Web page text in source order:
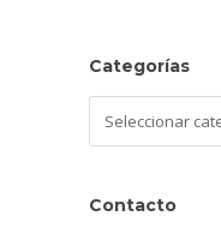
Categorías
Contacto